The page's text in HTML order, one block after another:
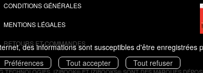
des informations sont susceptibles d'être enregistrées
Préférences
Tout accepter Tout refuser
CONDITIONS GÉNÉRALES
MENTIONS LÉGALES
RETOURS ET COMMANDES
TECHNOLOGIES. IZIBOOK®ETIZIBOOKS®SONT DES MARQUES